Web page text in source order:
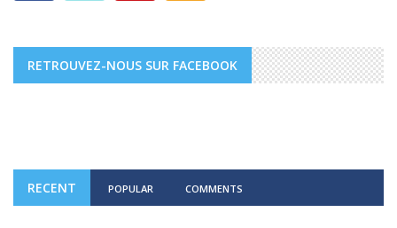
RETROUVEZ-NOUS SUR FACEBOOK
RECENT POPULAR COMMENTS